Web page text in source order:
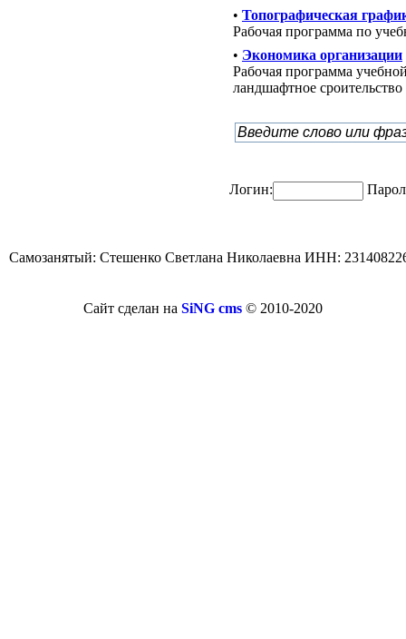
• Топографическая
Рабочая программа по
• Экономика организации
Рабочая программа
ландшафтное сроительство
Логин:
Самозанятый: Стешенко Светлана Николаевна ИНН:
Сайт сделан на SiNG cms © 2010-2020